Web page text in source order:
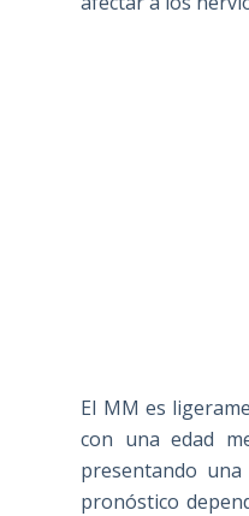
El MM es
con una edad
presentando
pronóstico